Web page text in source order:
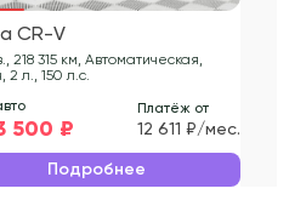
CR-V
2 л., 150 л.с.
500 ₽
Платёж от
12 611 ₽/мес.
Подробнее